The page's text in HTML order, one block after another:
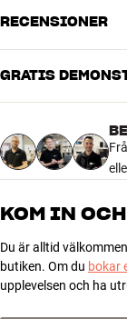
ANSLUTNINGAR
Kontakt
Skärmning
Kabellängd
DIMENSIONER OCH
Modell /
Vikt (kg)
RECENSIONER
3
2
GRATIS
KOM IN
Du är alltid
butiken. Om du bokar
upplevelsen och ha